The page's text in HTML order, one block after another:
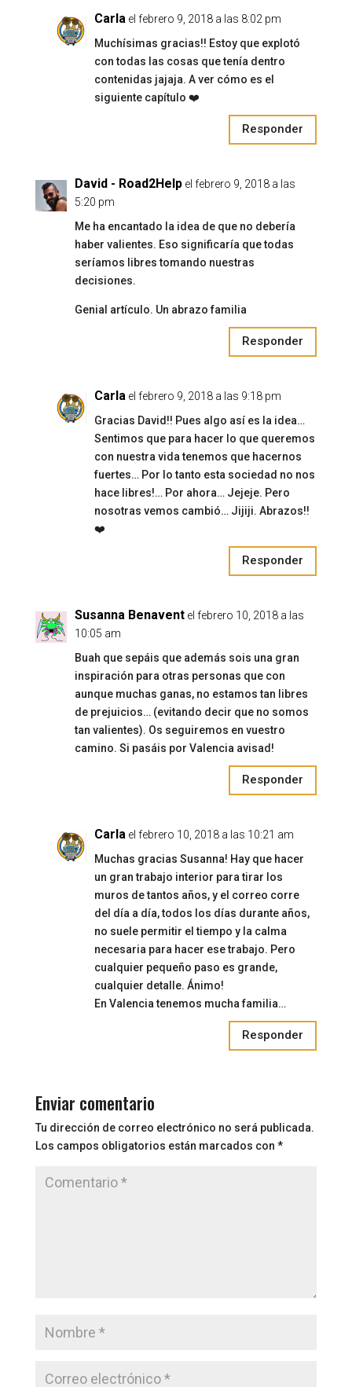
Carla el febrero 9, 2018 a las 8:02 pm
Muchísimas gracias!! Estoy que explotó
con todas las cosas que tenía dentro
contenidas jajaja. A ver cómo es el
siguiente capítulo ❤️
Responder
David - Road2Help el febrero 9, 2018 a las
5:20 pm
Me ha encantado la idea de que no debería
haber valientes. Eso significaría que todas
seríamos libres tomando nuestras
decisiones.
Genial artículo. Un abrazo familia
Responder
Carla el febrero 9, 2018 a las 9:18 pm
Gracias David!! Pues algo así es la idea…
Sentimos que para hacer lo que queremos
con nuestra vida tenemos que hacernos
fuertes… Por lo tanto esta sociedad no nos
hace libres!… Por ahora… Jejeje. Pero
nosotras vemos cambió… Jijiji. Abrazos!!
❤️
Responder
Susanna Benavent el febrero 10, 2018 a las
10:05 am
Buah que sepáis que además sois una gran
inspiración para otras personas que con
aunque muchas ganas, no estamos tan libres
de prejuicios… (evitando decir que no somos
tan valientes). Os seguiremos en vuestro
camino. Si pasáis por Valencia avisad!
Responder
Carla el febrero 10, 2018 a las 10:21 am
Muchas gracias Susanna! Hay que hacer
un gran trabajo interior para tirar los
muros de tantos años, y el correo corre
del día a día, todos los días durante años,
no suele permitir el tiempo y la calma
necesaria para hacer ese trabajo. Pero
cualquier pequeño paso es grande,
cualquier detalle. Ánimo!
En Valencia tenemos mucha familia…
Responder
Enviar comentario
Tu dirección de correo electrónico no será publicada.
Los campos obligatorios están marcados con *